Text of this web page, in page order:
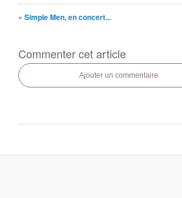
« Simple Men, en concert...
Commenter cet article
Ajouter un commentaire